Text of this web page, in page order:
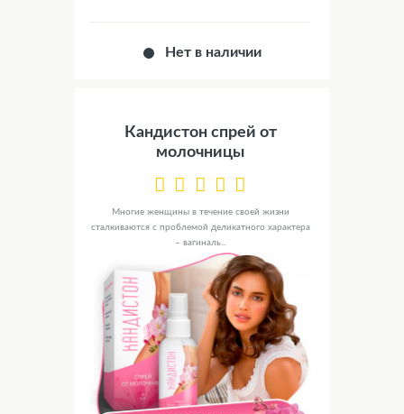
Нет в наличии
Кандистон спрей от
молочницы
Многие женщины в течение своей жизни
сталкиваются с проблемой деликатного характера
– вагиналь...